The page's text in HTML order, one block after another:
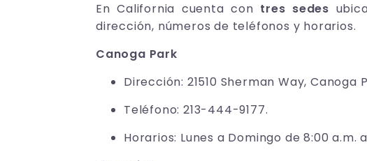
En California cuenta con tres sedes
dirección, números de teléfonos y horarios.
Canoga Park
Dirección: 21510 Sherman Way, Canoga
Teléfono: 213-444-9177.
Horarios: Lunes a Domingo de 8:00 a.m.